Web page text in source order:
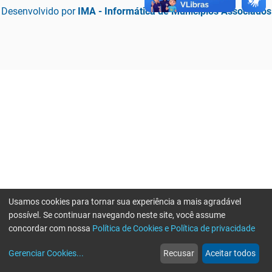
Desenvolvido por IMA - Informática de Municípios Associados
web
Notícias
more_horiz
Mais
Usamos cookies para tornar sua experiência a mais agradável
possível. Se continuar navegando neste site, você assume
concordar com nossa Política de Cookies e Política de privacidade
Gerenciar Cookies... Recusar Aceitar todos
Erro ao enviar informações, por favor tente novamente